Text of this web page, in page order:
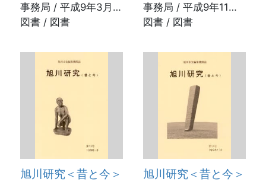
事務局 / 平成9年3月
28日
図書 / 図書
事務局 / 平成9年11月
12日
図書 / 図書
旭川研究＜昔と今＞
旭川研究＜昔と今＞